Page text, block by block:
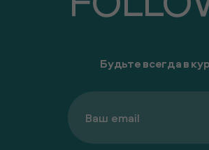
Будьте всегда в